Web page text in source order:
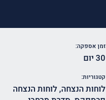
זמן אספקה:
30 יום
קטגוריות:
לוחות הנצחה, לוחות הנצחה